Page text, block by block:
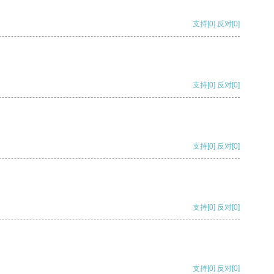
支持[0] 反对[0]
支持[0] 反对[0]
支持[0] 反对[0]
支持[0] 反对[0]
支持[0] 反对[0]